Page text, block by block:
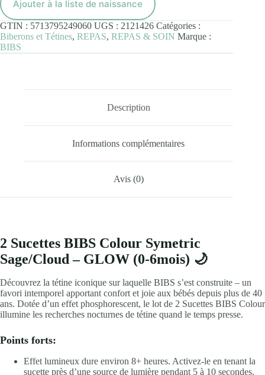
Colour
Symetric
Sage/Cloud
-
GLOW
Ajouter à la liste de naissance
GTIN : 5713795249060 UGS : 2121426 Catégories :
Biberons et Tétines, REPAS, REPAS & SOIN Marque :
BIBS
Description
Informations complémentaires
Avis (0)
2 Sucettes BIBS Colour Symetric
Sage/Cloud – GLOW (0-6mois) 🌙
Découvrez la tétine iconique sur laquelle BIBS s’est construite – un
favori intemporel apportant confort et joie aux bébés depuis plus de 40
ans. Dotée d’un effet phosphorescent, le lot de 2 Sucettes BIBS Colour
illumine les recherches nocturnes de tétine quand le temps presse.
Points forts:
Effet lumineux dure environ 8+ heures. Activez-le en tenant la
sucette près d’une source de lumière pendant 5 à 10 secondes.